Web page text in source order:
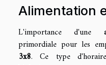
Alimentation
L'importance d'une
primordiale pour les
3x8. Ce type